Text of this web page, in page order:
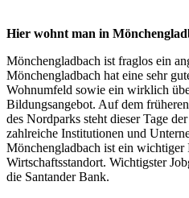
Hier wohnt man in
Mönchengladbach ist fraglos ein
Mönchengladbach hat eine sehr
Wohnumfeld sowie ein wirklich
Bildungsangebot. Auf dem
des Nordparks steht dieser Tage
zahlreiche Institutionen und
Mönchengladbach ist ein wichtiger
Wirtschaftsstandort. Wichtigster
die Santander Bank.